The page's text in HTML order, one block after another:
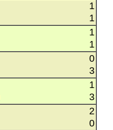
1
1
1
1
0
3
1
3
2
0